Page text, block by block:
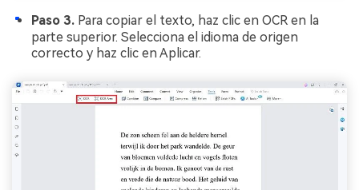
Paso 3. Para copiar el texto, haz clic en OCR en la
parte superior. Selecciona el idioma de origen
correcto y haz clic en Aplicar.